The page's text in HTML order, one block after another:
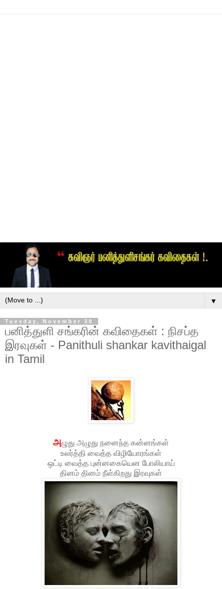
▼
Tuesday, November 30
பனித்துளி சங்கரின் கவிதைகள் : நிசப்த
இரவுகள் - Panithuli shankar kavithaigal
in Tamil
அழுது அழுது நனைந்த கன்னங்கள்
உலர்த்தி வைத்த விழியோரங்கள்
ஒட்டி வைத்த புன்னகையென போலியாய்
தினம் தினம் நீள்கிறது இரவுகள்